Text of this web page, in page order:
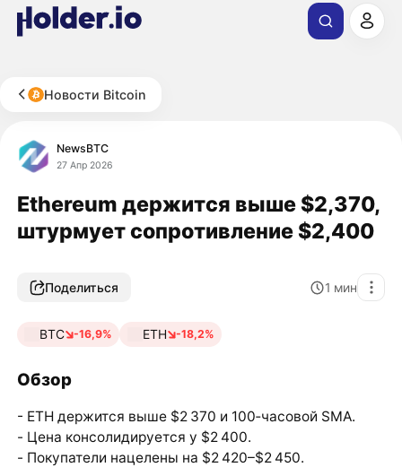
Новости Bitcoin
NewsBTC
27 Апр 2026
Ethereum держится выше $2,370,
штурмует сопротивление $2,400
Поделиться 1 мин
BTC -16,9% ETH -18,2%
Обзор
- ETH держится выше $2 370 и 100‑часовой SMA.
- Цена консолидируется у $2 400.
- Покупатели нацелены на $2 420–$2 450.